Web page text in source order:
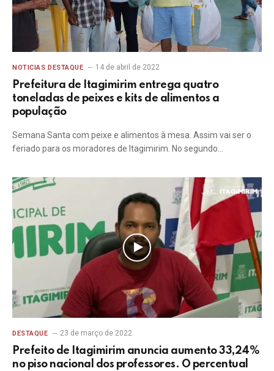
NOTICIAS DESTAQUE 14 de abril de 2022
Prefeitura de Itagimirim entrega quatro
toneladas de peixes e kits de alimentos a
população
Semana Santa com peixe e alimentos à mesa. Assim vai ser o
feriado para os moradores de Itagimirim. No segundo…
DESTAQUE 23 de março de 2022
Prefeito de Itagimirim anuncia aumento 33,24%
no piso nacional dos professores. O percentual